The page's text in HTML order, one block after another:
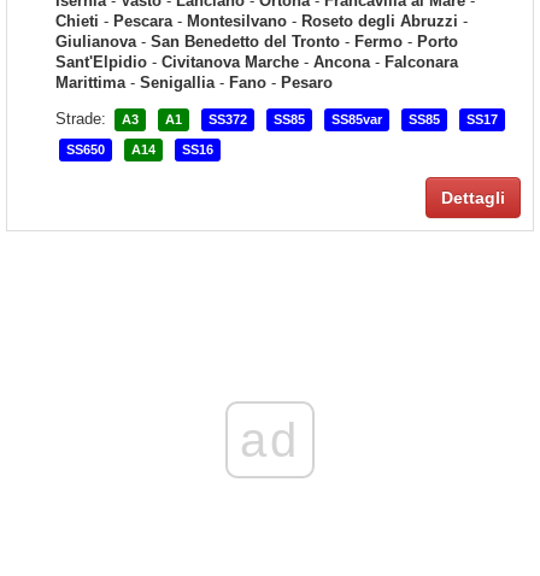
Chieti - Pescara- Montesilvano - Roseto degli Abruzzi -
Giulianova- San Benedetto del Tronto - Fermo - Porto
Sant'Elpidio - Civitanova Marche - Ancona- Falconara
Marittima- Senigallia- Fano - Pesaro
Strade:
A3 A1 SS372 SS85 SS85var SS85 SS17
SS650 A14 SS16
Dettagli
ad